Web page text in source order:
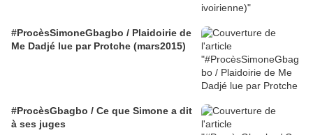
#ProcèsSimoneGbagbo / Plaidoirie de
Me Dadjé lue par Protche (mars2015)
#ProcèsGbagbo / Ce que Simone a dit
à ses juges